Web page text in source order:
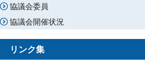
協議会委員
協議会開催状況
リンク集